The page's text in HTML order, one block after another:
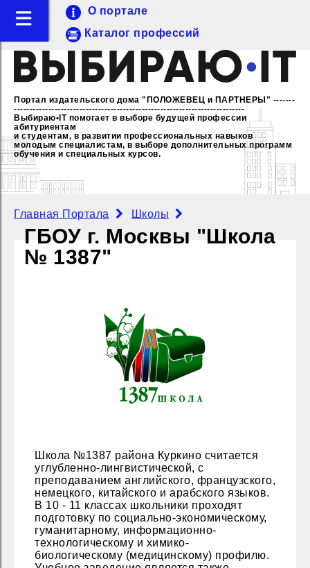
Портал издательского дома "ПОЛОЖЕВЕЦ и ПАРТНЕРЫ" -------
--------------------------------------------------------------------------
Выбираю•IT помогает в выборе будущей профессии
абитуриентам
и студентам, в развитии профессиональных навыков
молодым специалистам, в выборе дополнительных программ
обучения и специальных курсов.
О портале
Каталог профессий
Главная Портала Школы
ГБОУ г. Москвы "Школа
№ 1387"
Школа №1387 района Куркино считается
углубленно-лингвистической, с
преподаванием английского, французского,
немецкого, китайского и арабского языков.
В 10 - 11 классах школьники проходят
подготовку по социально-экономическому,
гуманитарному, информационно-
технологическому и химико-
биологическому (медицинскому) профилю.